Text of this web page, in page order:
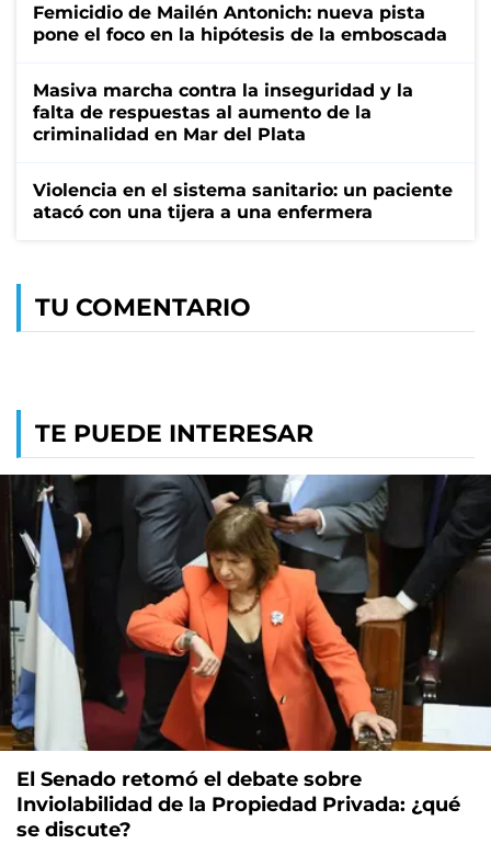
Femicidio de Mailén Antonich: nueva pista
pone el foco en la hipótesis de la emboscada
Masiva marcha contra la inseguridad y la
falta de respuestas al aumento de la
criminalidad en Mar del Plata
Violencia en el sistema sanitario: un paciente
atacó con una tijera a una enfermera
TU COMENTARIO
TE PUEDE INTERESAR
El Senado retomó el debate sobre
Inviolabilidad de la Propiedad Privada: ¿qué
se discute?